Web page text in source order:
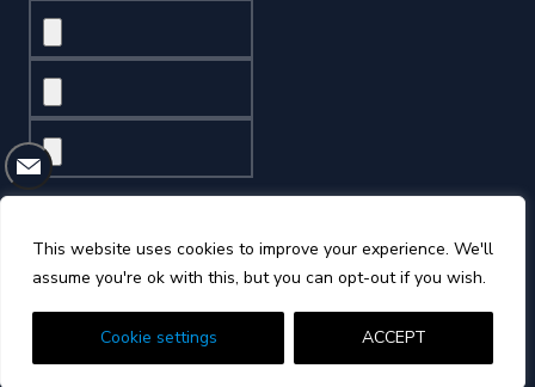
This website uses cookies to improve your experience. We'll
assume you're ok with this, but you can opt-out if you wish.
Cookie settings ACCEPT
©2026 Sheffield Gauge Plate Ltd
Desenhado pela Right Hook